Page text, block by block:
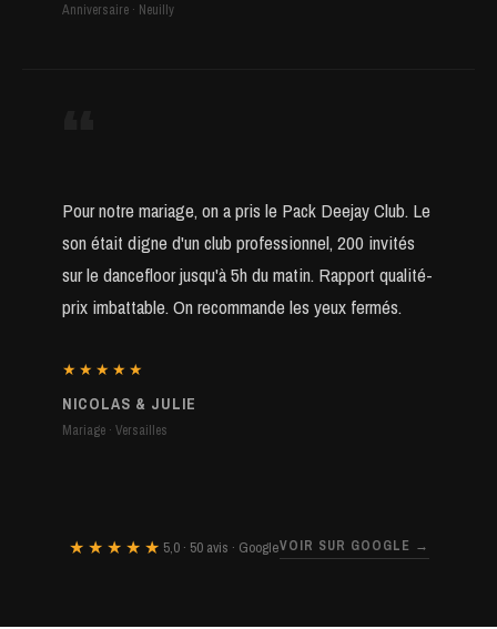
Anniversaire · Neuilly
Pour notre mariage, on a pris le Pack Deejay Club. Le
son était digne d'un club professionnel, 200 invités
sur le dancefloor jusqu'à 5h du matin. Rapport qualité-
prix imbattable. On recommande les yeux fermés.
★★★★★
NICOLAS & JULIE
Mariage · Versailles
★★★★★ 5,0 · 50 avis · GoogleVOIR SUR GOOGLE →